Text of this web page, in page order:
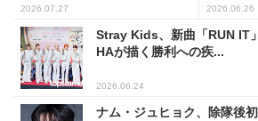
2026.07.27 2026.06.26
Stray Kids、新曲「RUN IT
HAが描く勝利への疾...
2026.06.24
ナム・ジュヒョク、除隊後